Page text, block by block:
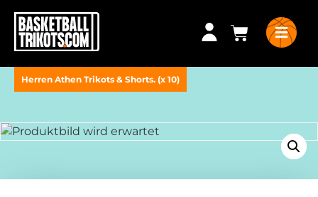
Herren Athen Trikots & Shorts. (x 10)